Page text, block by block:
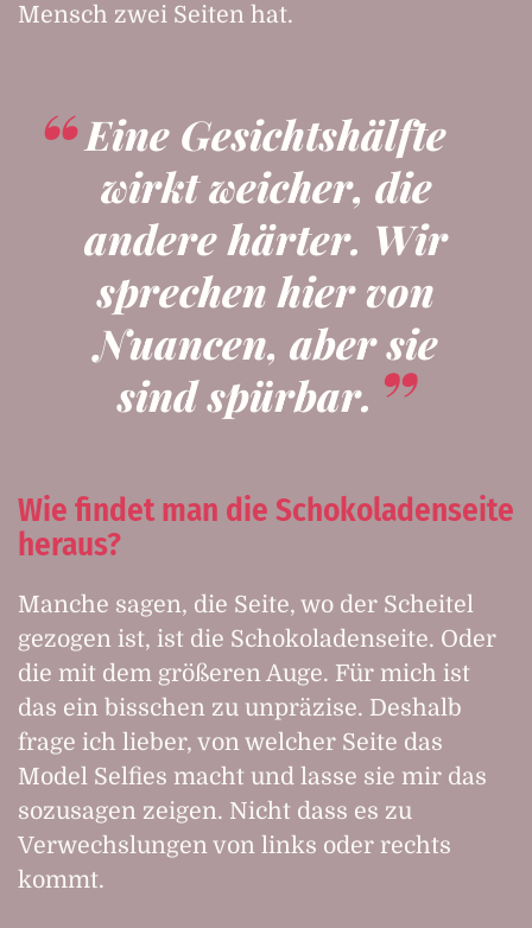
Mensch zwei Seiten hat.
Eine Gesichtshälfte
wirkt weicher, die
andere härter. Wir
sprechen hier von
Nuancen, aber sie
sind spürbar.
Wie findet man die Schokoladenseite
heraus?
Manche sagen, die Seite, wo der Scheitel
gezogen ist, ist die Schokoladenseite. Oder
die mit dem größeren Auge. Für mich ist
das ein bisschen zu unpräzise. Deshalb
frage ich lieber, von welcher Seite das
Model Selfies macht und lasse sie mir das
sozusagen zeigen. Nicht dass es zu
Verwechslungen von links oder rechts
kommt.